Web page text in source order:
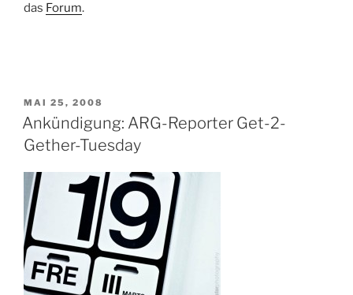
das Forum.
VERÖFFENTLICHT
AM
MAI 25, 2008
Ankündigung: ARG-Reporter Get-2-
Gether-Tuesday